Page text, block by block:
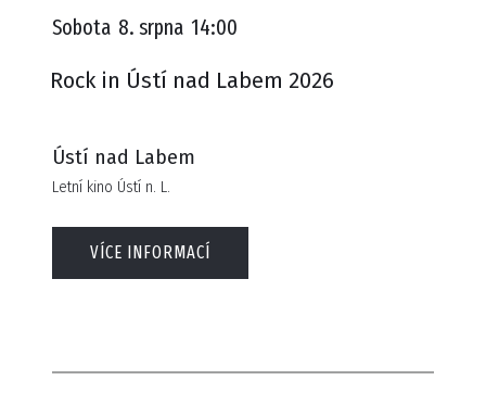
Sobota 8. srpna 14:00
Rock in Ústí nad Labem 2026
Ústí nad Labem
Letní kino Ústí n. L.
VÍCE INFORMACÍ